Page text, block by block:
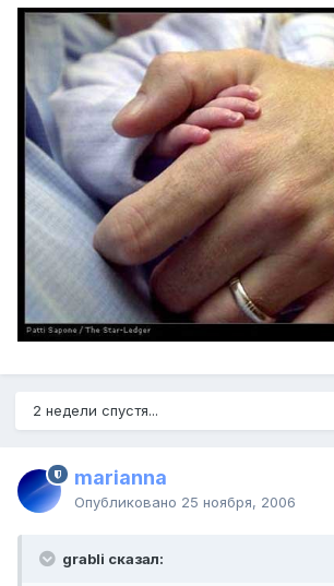
2 недели спустя...
marianna
Опубликовано 25 ноября, 2006
grabli сказал: